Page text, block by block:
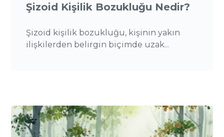
Şizoid Kişilik Bozukluğu Nedir?
Şizoid kişilik bozukluğu, kişinin yakın
ilişkilerden belirgin biçimde uzak...